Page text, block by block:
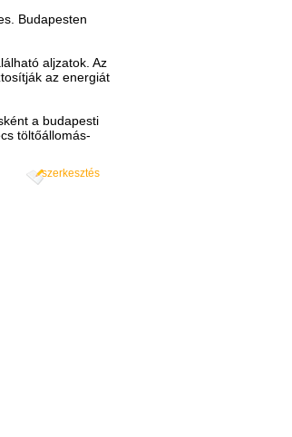
Budapesten
aljzatok. Az
az energiát
a budapesti
töltőállomás-
szerkesztés